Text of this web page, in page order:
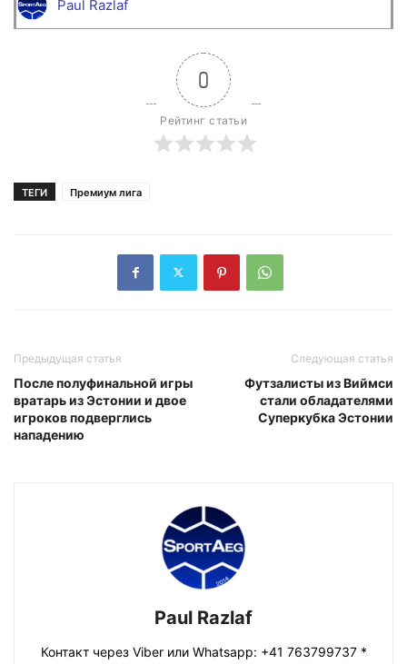
Paul Razlaf
0
Рейтинг статьи
ТЕГИ Премиум лига
Предыдущая статья
После полуфинальной игры
вратарь из Эстонии и двое
игроков подверглись
нападению
Следующая статья
Футзалисты из Виймси
стали обладателями
Суперкубка Эстонии
Paul Razlaf
Контакт через Viber или Whatsapp: +41 763799737 *